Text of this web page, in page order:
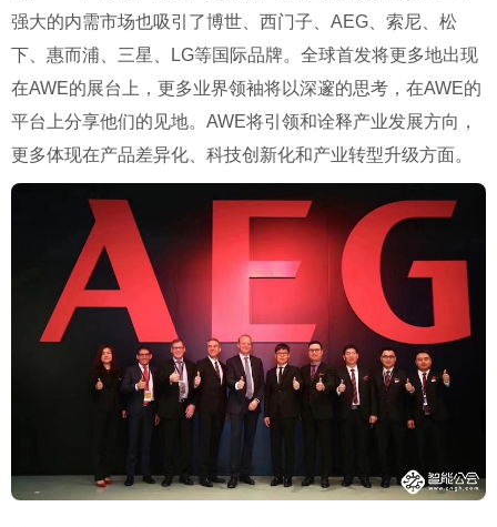
强大的内需市场也吸引了博世、西门子、AEG、索尼、松
下、惠而浦、三星、LG等国际品牌。全球首发将更多地出现
在AWE的展台上，更多业界领袖将以深邃的思考，在AWE的
平台上分享他们的见地。AWE将引领和诠释产业发展方向，
更多体现在产品差异化、科技创新化和产业转型升级方面。